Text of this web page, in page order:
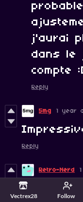
Vectrex28 Follow
j'aurai
dans le
compte
Reply
5mg 1 year
Reply
Retro-Nerd
Wow.